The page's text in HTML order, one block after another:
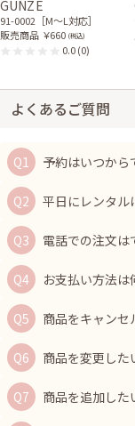
GUNZE
91-0002［M〜L対応］
販売商品 ￥660 (税込)
0.0(0)
よくあるご質問
予約はいつから
平日にレンタル
電話での注文は
お支払い方法は
商品をキャンセ
商品を変更した
商品を追加した